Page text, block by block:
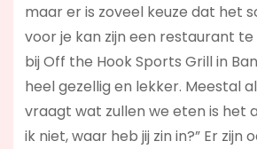
maar er is zoveel keuze dat het
voor je kan zijn een restaurant te
bij Off the Hook Sports Grill in
heel gezellig en lekker. Meestal
vraagt wat zullen we eten is het
ik niet, waar heb jij zin in?” Er zijn